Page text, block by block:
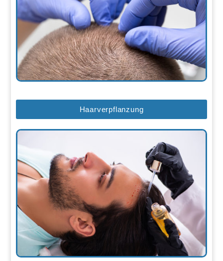
Haarverpflanzung